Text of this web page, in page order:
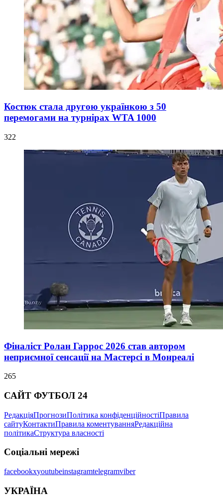
Костюк стала другою українкою з 50
перемогами на турнірах WTA 1000
322
Фіналіст Ролан Гаррос 2026 став автором
неприємної сенсації на Мастерсі в Монреалі
265
САЙТ ФУТБОЛ 24
РедакціяПрогнозиПолітика конфіденційностіПравила
сайтуКонтактиПравила коментуванняРедакційна
політикаСтруктура власності
Соціальні мережі
facebookxyoutubeinstagramtelegramviber
УКРАЇНА